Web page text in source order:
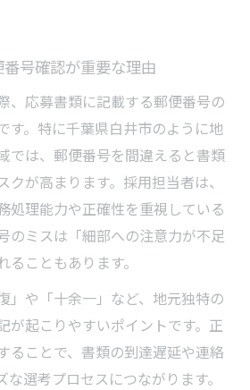
号確認が重要な理由
、応募書類に記載する郵便番号の
す。特に千葉県白井市のように地
では、郵便番号を間違えると書類
が高まります。採用担当者は、
処理能力や正確性を重視している
のミスは「細部への注意力が不足
ることもあります。
」や「十余一」など、地元独特の
が起こりやすいポイントです。正
ることで、書類の到達遅延や連絡
な選考プロセスにつながります。